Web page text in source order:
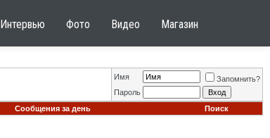
Интервью Фото Видео Магазин
Имя
Запомнить?
Пароль
Сообщения за день Поиск